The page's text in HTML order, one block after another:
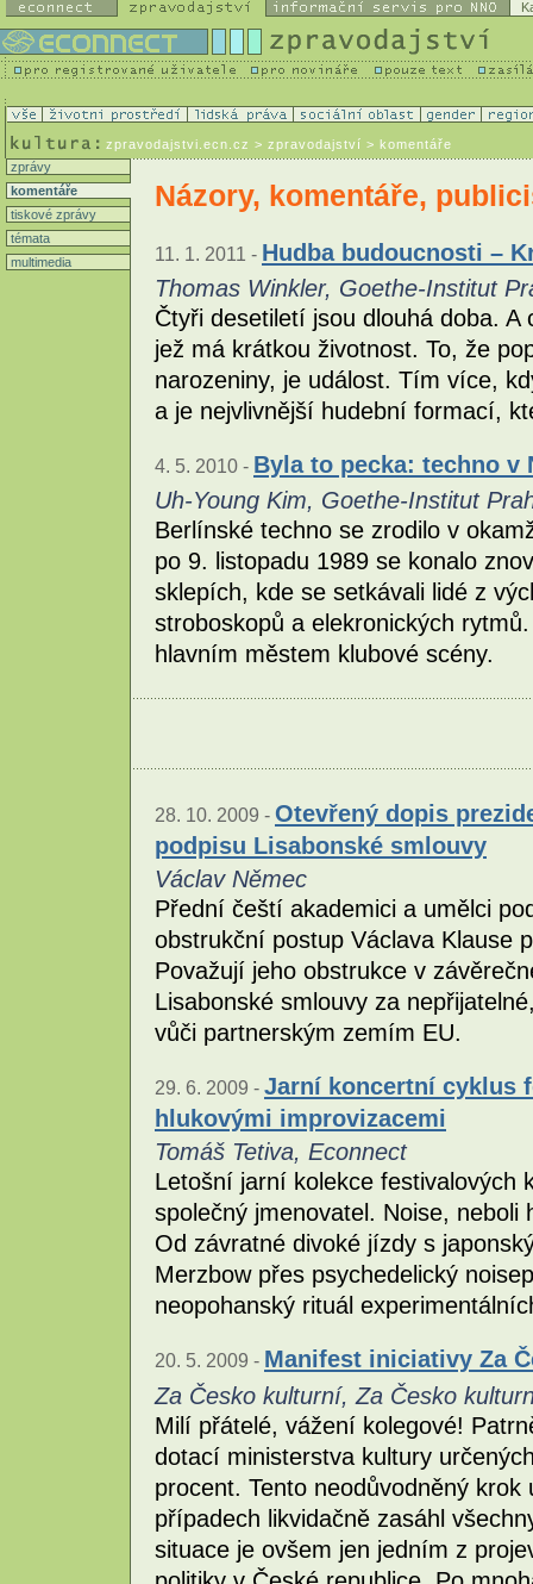
zpravodajstvi.ecn.cz > zpravodajství > komentáře
zprávy
komentáře
tiskové zprávy
témata
multimedia
Názory, komentáře,
11. 1. 2011 - Hudba budoucnosti –
Thomas Winkler, Goethe-Institut
Čtyři desetiletí jsou dlouhá doba.
jež má krátkou životnost. To, že
narozeniny, je událost. Tím více,
a je nejvlivnější hudební formací,
4. 5. 2010 - Byla to pecka: techno v
Uh-Young Kim, Goethe-Institut
Berlínské techno se zrodilo v
po 9. listopadu 1989 se konalo
sklepích, kde se setkávali lidé z
stroboskopů a elekronických
hlavním městem klubové scény.
28. 10. 2009 - Otevřený dopis
podpisu Lisabonské smlouvy
Václav Němec
Přední čeští akademici a umělci
obstrukční postup Václava Klause
Považují jeho obstrukce v
Lisabonské smlouvy za
vůči partnerským zemím EU.
29. 6. 2009 - Jarní koncertní cyklus
hlukovými improvizacemi
Tomáš Tetiva, Econnect
Letošní jarní kolekce festivalových
společný jmenovatel. Noise,
Od závratné divoké jízdy s
Merzbow přes psychedelický
neopohanský rituál
20. 5. 2009 - Manifest iniciativy Za
Za Česko kulturní, Za Česko
Milí přátelé, vážení kolegové!
dotací ministerstva kultury
procent. Tento neodůvodněný
případech likvidačně zasáhl
situace je ovšem jen jedním z